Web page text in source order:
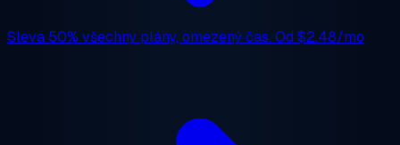
Sleva 50% všechny plány, omezený čas. Od $2.48/mo